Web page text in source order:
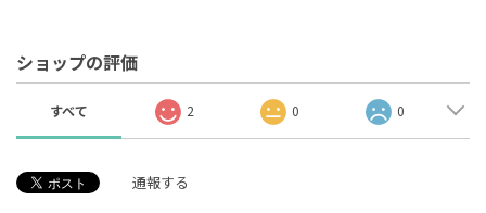
ショップの評価
すべて 2 0 0
通報する